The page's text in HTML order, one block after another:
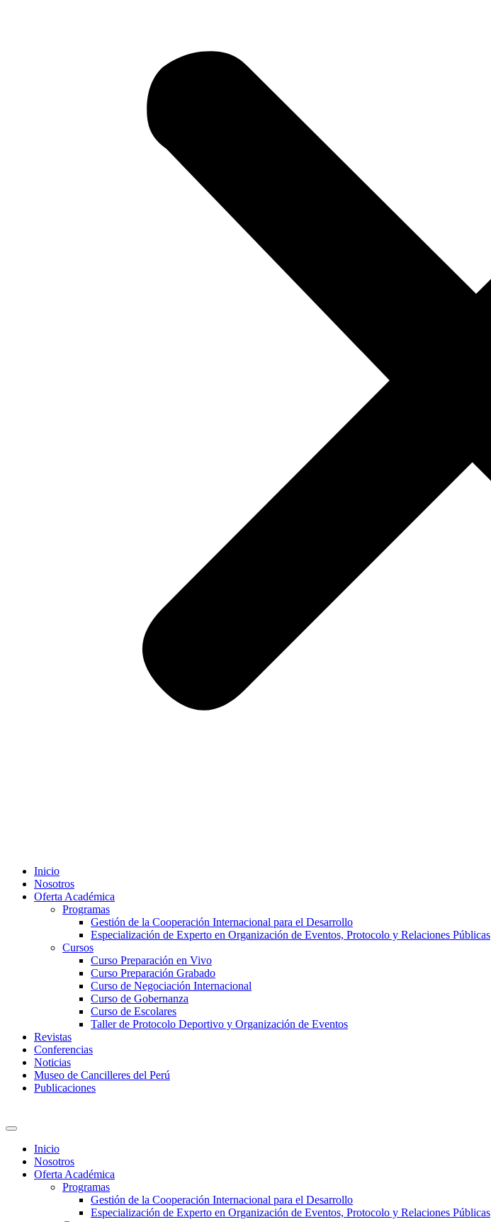
Inicio
Nosotros
Oferta Académica
Programas
Gestión de la Cooperación Internacional para el Desarrollo
Especialización de Experto en Organización de Eventos, Protocolo y Relaciones Públicas
Cursos
Curso Preparación en Vivo
Curso Preparación Grabado
Curso de Negociación Internacional
Curso de Gobernanza
Curso de Escolares
Taller de Protocolo Deportivo y Organización de Eventos
Revistas
Conferencias
Noticias
Museo de Cancilleres del Perú
Publicaciones
Inicio
Nosotros
Oferta Académica
Programas
Gestión de la Cooperación Internacional para el Desarrollo
Especialización de Experto en Organización de Eventos, Protocolo y Relaciones Públicas